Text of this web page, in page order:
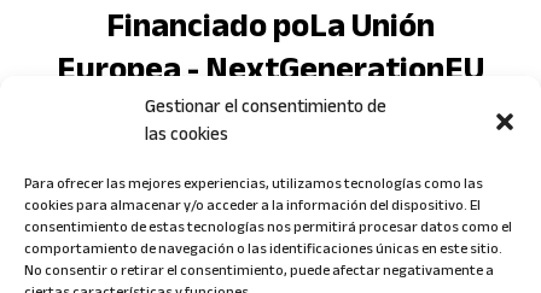
Gestionar el consentimiento de
las cookies
Para ofrecer las mejores experiencias, utilizamos tecnologías como las
cookies para almacenar y/o acceder a la información del dispositivo. El
consentimiento de estas tecnologías nos permitirá procesar datos como el
comportamiento de navegación o las identificaciones únicas en este sitio.
No consentir o retirar el consentimiento, puede afectar negativamente a
Financiado poLa Unión
Europea - NextGenerationEU